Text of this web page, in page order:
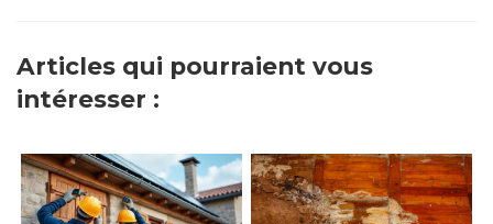
Articles qui pourraient vous
intéresser :